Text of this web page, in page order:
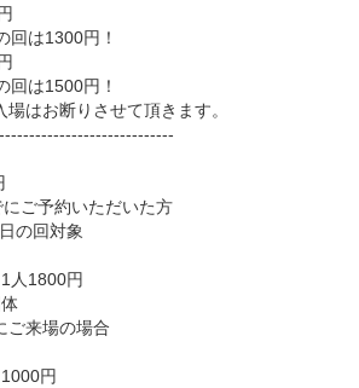
は1300円！
は1500円！
はお断りさせて頂きます。
ご予約いただいた方
の回対象
人1800円
来場の場合
円